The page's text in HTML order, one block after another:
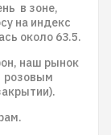
в зоне,
на индекс
около 63.5.
наш рынок
розовым